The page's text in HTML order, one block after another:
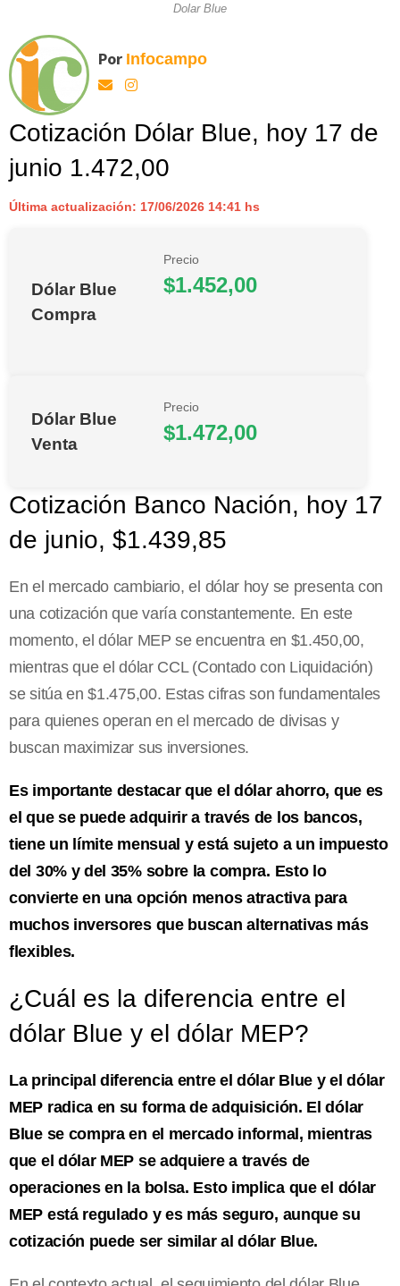
Dolar Blue
Por Infocampo
Cotización Dólar Blue, hoy 17 de
junio 1.472,00
Última actualización: 17/06/2026 14:41 hs
Dólar Blue
Compra
Precio
$1.452,00
Dólar Blue
Venta
Precio
$1.472,00
Cotización Banco Nación, hoy 17
de junio, $1.439,85
En el mercado cambiario, el dólar hoy se presenta con
una cotización que varía constantemente. En este
momento, el dólar MEP se encuentra en $1.450,00,
mientras que el dólar CCL (Contado con Liquidación)
se sitúa en $1.475,00. Estas cifras son fundamentales
para quienes operan en el mercado de divisas y
buscan maximizar sus inversiones.
Es importante destacar que el dólar ahorro, que es
el que se puede adquirir a través de los bancos,
tiene un límite mensual y está sujeto a un impuesto
del 30% y del 35% sobre la compra. Esto lo
convierte en una opción menos atractiva para
muchos inversores que buscan alternativas más
flexibles.
¿Cuál es la diferencia entre el
dólar Blue y el dólar MEP?
La principal diferencia entre el dólar Blue y el dólar
MEP radica en su forma de adquisición. El dólar
Blue se compra en el mercado informal, mientras
que el dólar MEP se adquiere a través de
operaciones en la bolsa. Esto implica que el dólar
MEP está regulado y es más seguro, aunque su
cotización puede ser similar al dólar Blue.